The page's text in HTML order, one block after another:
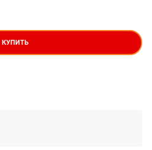
КУПИТЬ